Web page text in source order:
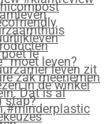
le